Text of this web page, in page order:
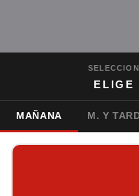
ELIGE
MAÑANA M. Y